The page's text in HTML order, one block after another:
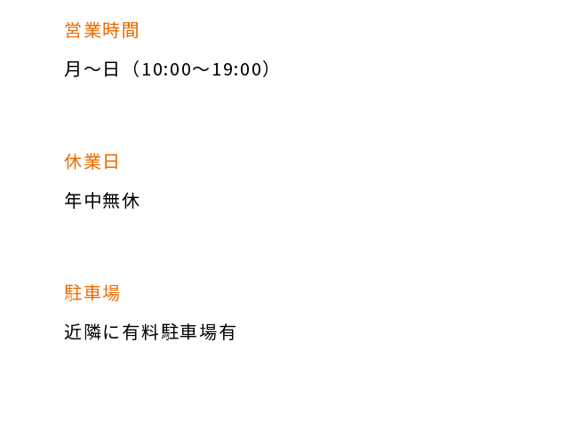
営業時間
月～日（10:00～19:00）
休業日
年中無休
駐車場
近隣に有料駐車場有